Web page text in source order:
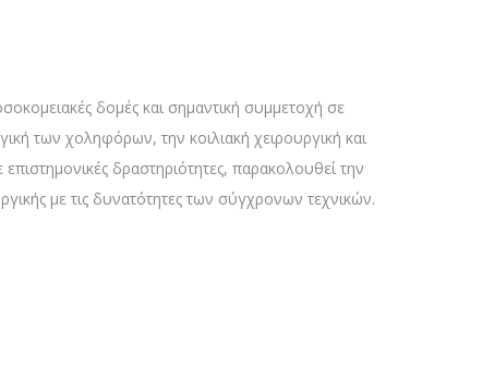
δομές και σημαντική συμμετοχή σε
των χοληφόρων, την κοιλιακή χειρουργική και
δραστηριότητες, παρακολουθεί την
με τις δυνατότητες των σύγχρονων τεχνικών.